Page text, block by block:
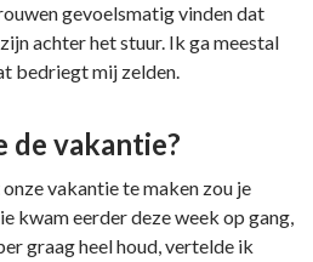
gevoelsmatig vinden dat
achter het stuur. Ik ga meestal
bedriegt mij zelden.
de vakantie?
vakantie te maken zou je
kwam eerder deze week op gang,
graag heel houd, vertelde ik